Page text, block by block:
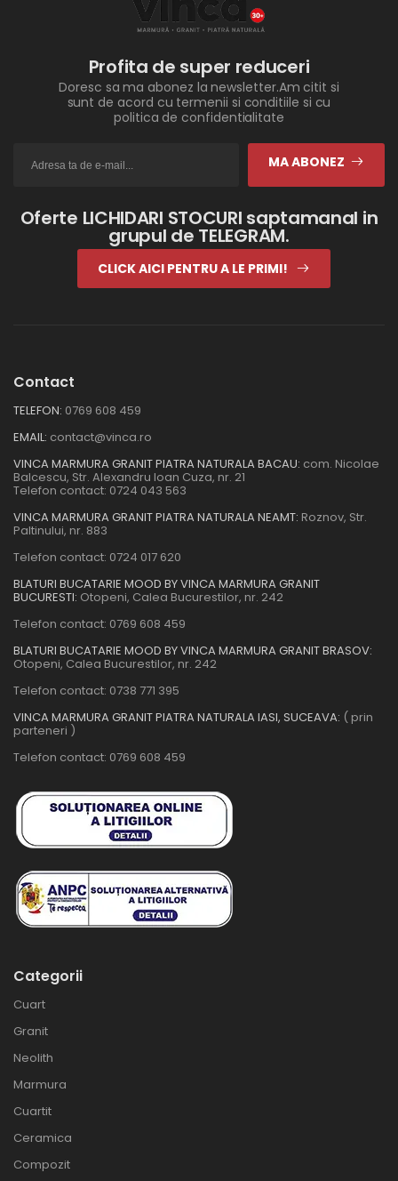
Profita de super reduceri
Doresc sa ma abonez la newsletter.Am citit si
sunt de acord cu termenii si conditiile si cu
politica de confidentialitate
MA ABONEZ
Oferte LICHIDARI STOCURI saptamanal in
grupul de TELEGRAM.
CLICK AICI PENTRU A LE PRIMI!
Contact
TELEFON: 0769 608 459
EMAIL: contact@vinca.ro
VINCA MARMURA GRANIT PIATRA NATURALA BACAU: com. Nicolae
Balcescu, Str. Alexandru Ioan Cuza, nr. 21
Telefon contact: 0724 043 563
VINCA MARMURA GRANIT PIATRA NATURALA NEAMT: Roznov, Str.
Paltinului, nr. 883
Telefon contact: 0724 017 620
BLATURI BUCATARIE MOOD BY VINCA MARMURA GRANIT
BUCURESTI: Otopeni, Calea Bucurestilor, nr. 242
Telefon contact: 0769 608 459
BLATURI BUCATARIE MOOD BY VINCA MARMURA GRANIT BRASOV:
Otopeni, Calea Bucurestilor, nr. 242
Telefon contact: 0738 771 395
VINCA MARMURA GRANIT PIATRA NATURALA IASI, SUCEAVA: ( prin
parteneri )
Telefon contact: 0769 608 459
Categorii
Cuart
Granit
Neolith
Marmura
Cuartit
Ceramica
Compozit